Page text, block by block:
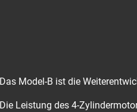
Das Model-B ist die
Die Leistung des 4-